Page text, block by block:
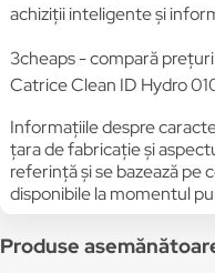
achiziții inteligente și
3cheaps - compară
Catrice Clean ID Hydro
Informațiile despre
țara de fabricație și
referință și se bazează pe
disponibile la momentul
Produse